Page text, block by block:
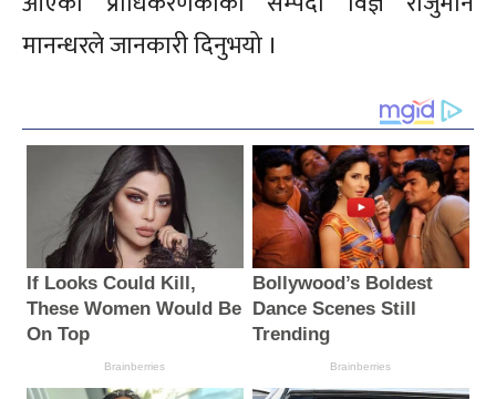
मानन्धरले जानकारी दिनुभयो ।